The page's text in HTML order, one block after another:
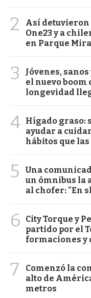
2
Así detuvieron
One23 y a
en Parque
3
Jóvenes,
el nuevo boom
longevidad
4 Hígado graso:
ayudar a
hábitos que
5
Una
un ómnibus la
al chofer: "En
6
City Torque y
partido por el
formaciones y
7
Comenzó la
alto de
metros